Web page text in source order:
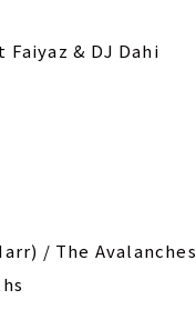
& DJ Dahi
/ The Avalanches